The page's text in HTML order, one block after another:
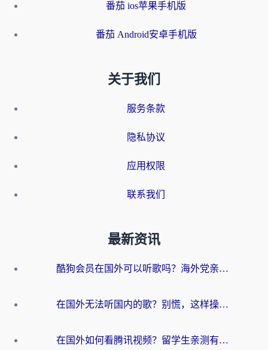
番茄 ios苹果手机版
番茄 Android安卓手机版
关于我们
服务条款
隐私协议
应用权限
联系我们
最新资讯
酷狗会员在国外可以听歌吗？海外党亲测有效：3步解决音乐权限难题
在国外无法听国内的歌？别慌，这样操作就能畅听QQ音乐（附亲测加速器推荐）
在国外如何看腾讯视频？留学生亲测有效的回国加速方案